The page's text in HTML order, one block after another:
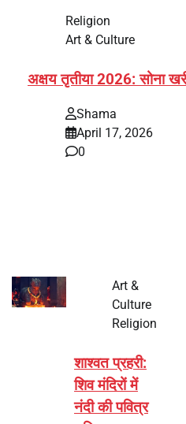
Religion
Art & Culture
अक्षय तृतीया 2026: सोना
Shama
April 17, 2026
0
Art &
Culture
Religion
शाश्वत प्रहरी:
शिव मंदिरों में
नंदी की पवित्र